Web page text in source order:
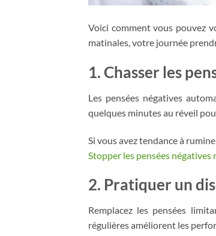
Voici comment vous pouvez
matinales, votre journée
1. Chasser les
Les pensées négatives
quelques minutes au réveil
Si vous avez tendance à
Stopper les pensées
2. Pratiquer un
Remplacez les pensées
régulières améliorent les